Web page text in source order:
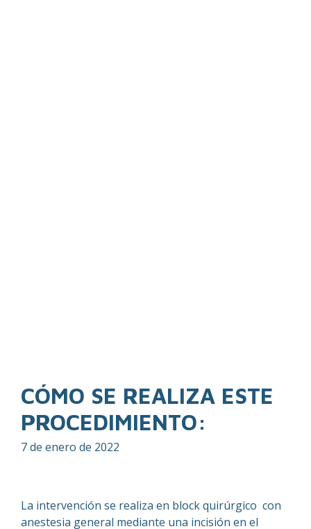
CÓMO SE REALIZA ESTE
PROCEDIMIENTO:
7 de enero de 2022
La intervención se realiza en block quirúrgico con
anestesia general mediante una incisión en el